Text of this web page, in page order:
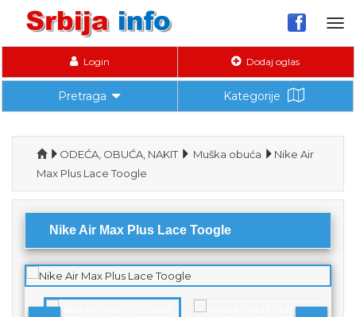
Login Dodaj oglas
Pretraga Kategorije
ODEĆA, OBUĆA, NAKIT Muška obuća
Nike Air
Max Plus Lace Toogle
Nike Air Max Plus Lace Toogle